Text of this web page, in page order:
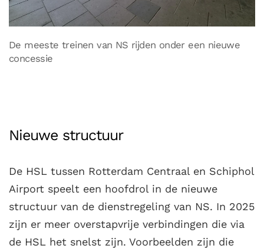
De meeste treinen van NS rijden onder een nieuwe
concessie
Nieuwe structuur
De HSL tussen Rotterdam Centraal en Schiphol
Airport speelt een hoofdrol in de nieuwe
structuur van de dienstregeling van NS. In 2025
zijn er meer overstapvrije verbindingen die via
de HSL het snelst zijn. Voorbeelden zijn die